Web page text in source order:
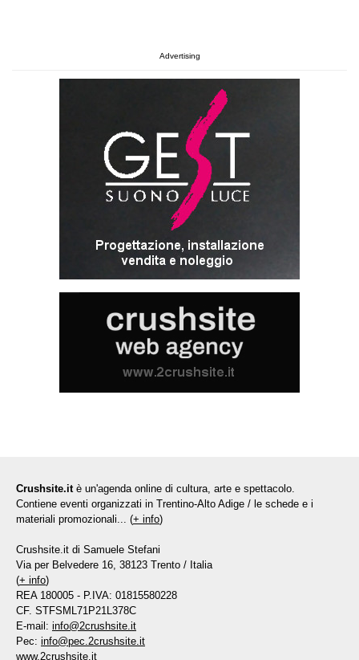
Advertising
Crushsite.it è un'agenda online di cultura, arte e spettacolo.
Contiene eventi organizzati in Trentino-Alto Adige / le schede e i
materiali promozionali... (+ info)
Crushsite.it di Samuele Stefani
Via per Belvedere 16, 38123 Trento / Italia
(+ info)
REA 180005 - P.IVA: 01815580228
CF. STFSML71P21L378C
E-mail: info@2crushsite.it
Pec: info@pec.2crushsite.it
www.2crushsite.it